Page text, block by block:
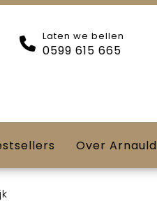
Laten we bellen
0599 615 665
Over Arnauld